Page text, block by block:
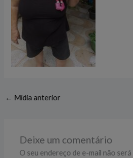
← Mídia anterior
Deixe um comentário
O seu endereço de e-mail não será